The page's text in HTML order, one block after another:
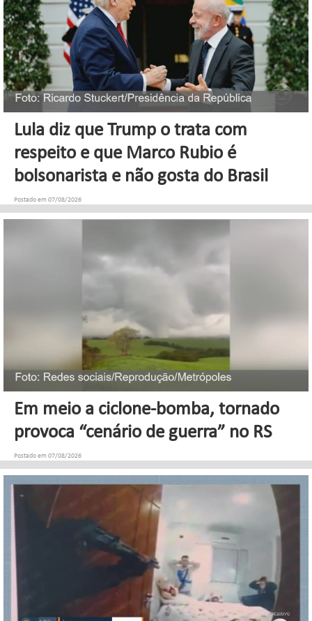
Lula diz que Trump o trata com
respeito e que Marco Rubio é
bolsonarista e não gosta do Brasil
Postado em 07/08/2026
Em meio a ciclone-bomba, tornado
provoca “cenário de guerra” no RS
Postado em 07/08/2026